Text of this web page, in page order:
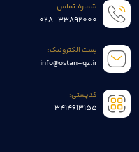
شماره تماس:
028-33892000
پست الکترونیک:
info@ostan-qz.ir
کدپستی:
3414613155